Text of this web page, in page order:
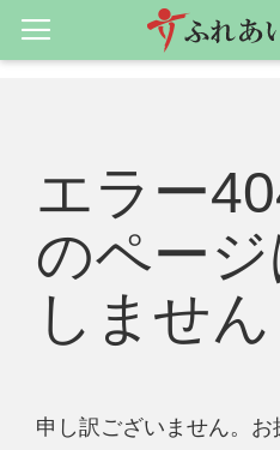
エラー
のペー
しません
申し訳ございません。